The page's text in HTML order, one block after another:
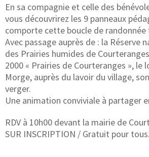
En sa compagnie et celle des
vous découvrirez les 9 panneaux
comporte cette boucle de randonnée
Avec passage auprès de : la Réserve
des Prairies humides de
2000 « Prairies de Courteranges », le
Morge, auprès du lavoir du village,
verger.
Une animation conviviale à partager
RDV à 10h00 devant la mairie de
SUR INSCRIPTION / Gratuit pour tous.